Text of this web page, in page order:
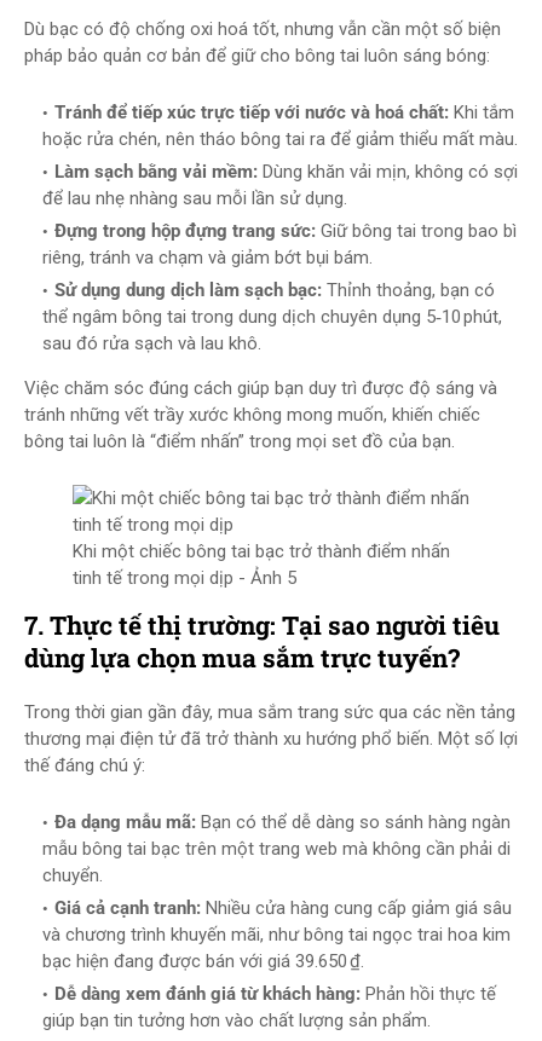
Dù bạc có độ chống oxi hoá tốt, nhưng vẫn cần một số biện
pháp bảo quản cơ bản để giữ cho bông tai luôn sáng bóng:
Tránh để tiếp xúc trực tiếp với nước và hoá chất: Khi tắm
hoặc rửa chén, nên tháo bông tai ra để giảm thiểu mất màu.
Làm sạch bằng vải mềm: Dùng khăn vải mịn, không có sợi
để lau nhẹ nhàng sau mỗi lần sử dụng.
Đựng trong hộp đựng trang sức: Giữ bông tai trong bao bì
riêng, tránh va chạm và giảm bớt bụi bám.
Sử dụng dung dịch làm sạch bạc: Thỉnh thoảng, bạn có
thể ngâm bông tai trong dung dịch chuyên dụng 5‑10 phút,
sau đó rửa sạch và lau khô.
Việc chăm sóc đúng cách giúp bạn duy trì được độ sáng và
tránh những vết trầy xước không mong muốn, khiến chiếc
bông tai luôn là “điểm nhấn” trong mọi set đồ của bạn.
Khi một chiếc bông tai bạc trở thành điểm nhấn
tinh tế trong mọi dịp - Ảnh 5
7. Thực tế thị trường: Tại sao người tiêu
dùng lựa chọn mua sắm trực tuyến?
Trong thời gian gần đây, mua sắm trang sức qua các nền tảng
thương mại điện tử đã trở thành xu hướng phổ biến. Một số lợi
thế đáng chú ý:
Đa dạng mẫu mã: Bạn có thể dễ dàng so sánh hàng ngàn
mẫu bông tai bạc trên một trang web mà không cần phải di
chuyển.
Giá cả cạnh tranh: Nhiều cửa hàng cung cấp giảm giá sâu
và chương trình khuyến mãi, như bông tai ngọc trai hoa kim
bạc hiện đang được bán với giá 39.650 ₫.
Dễ dàng xem đánh giá từ khách hàng: Phản hồi thực tế
giúp bạn tin tưởng hơn vào chất lượng sản phẩm.